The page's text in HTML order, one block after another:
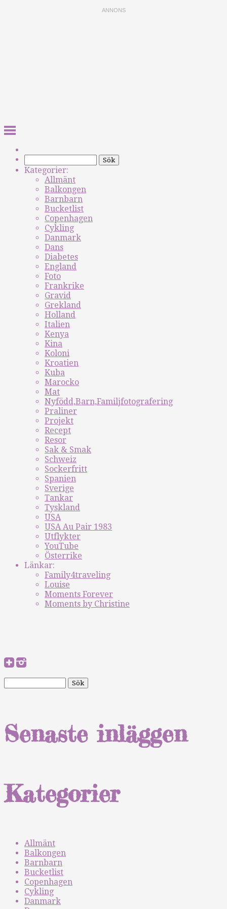
Kategorier:
Allmänt
Balkongen
Barnbarn
Bucketlist
Copenhagen
Cykling
Danmark
Dans
Diabetes
England
Foto
Frankrike
Gravid
Grekland
Holland
Italien
Kenya
Kina
Koloni
Kroatien
Kuba
Marocko
Mat
Nyfödd,Barn,Familjfotografering
Praliner
Projekt
Recept
Resor
Sak & Smak
Schweiz
Sockerfritt
Spanien
Sverige
Tankar
Tyskland
USA
USA Au Pair 1983
Utflykter
YouTube
Österrike
Länkar:
Family4traveling
Louise
Moments Forever
Moments by Christine
Senaste inläggen
Kategorier
Allmänt
Balkongen
Barnbarn
Bucketlist
Copenhagen
Cykling
Danmark